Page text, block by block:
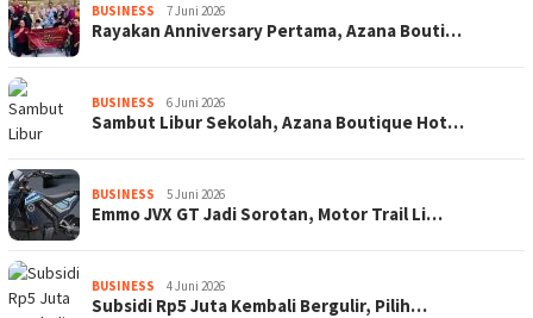
BUSINESS 7 Juni 2026
Rayakan Anniversary Pertama, Azana Bouti…
BUSINESS 6 Juni 2026
Sambut Libur Sekolah, Azana Boutique Hot…
BUSINESS 5 Juni 2026
Emmo JVX GT Jadi Sorotan, Motor Trail Li…
BUSINESS 4 Juni 2026
Subsidi Rp5 Juta Kembali Bergulir, Pilih…